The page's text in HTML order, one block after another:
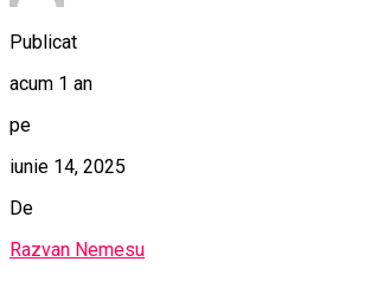
Publicat
acum 1 an
pe
iunie 14, 2025
De
Razvan Nemesu